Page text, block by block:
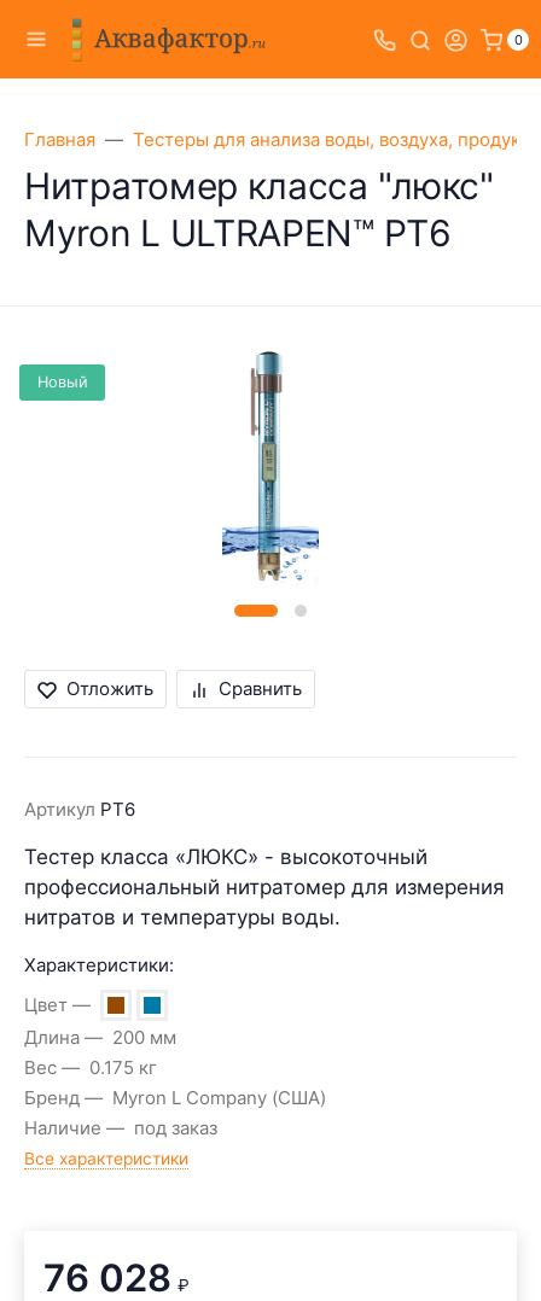
0
Главная Тестеры для анализа воды, воздуха,
Нитратомер класса "люкс"
Myron L ULTRAPEN™ PT6
Новый
Отложить Сравнить
Артикул PT6
Тестер класса «ЛЮКС» - высокоточный
профессиональный нитратомер для измерения
нитратов и температуры воды.
Характеристики:
Цвет
Длина
200 мм
Вес
0.175 кг
Бренд
Myron L Company (США)
Наличие
под заказ
Все характеристики
76 028 ₽